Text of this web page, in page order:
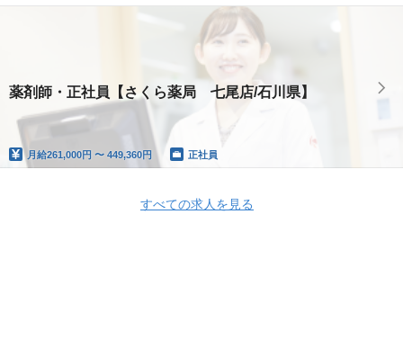
薬剤師・正社員【さくら薬局 七尾店/石川県】
月給261,000円 〜 449,360円 正社員
すべての求人を見る